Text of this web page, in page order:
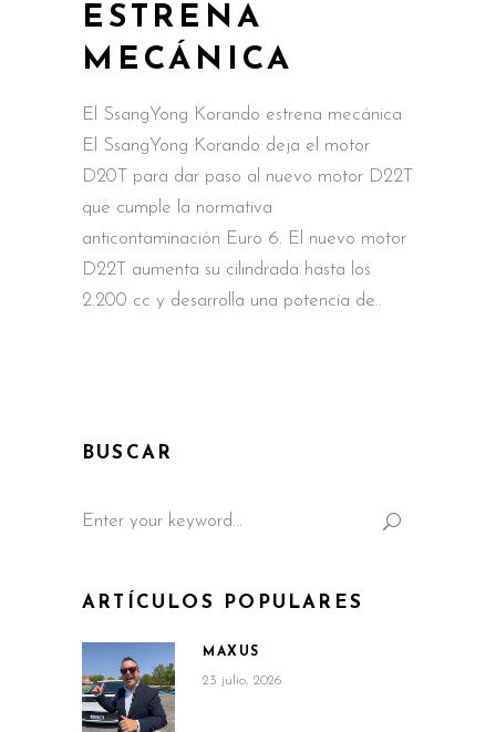
ESTRENA
MECÁNICA
El SsangYong Korando estrena mecánica
El SsangYong Korando deja el motor
D20T para dar paso al nuevo motor D22T
que cumple la normativa
anticontaminación Euro 6. El nuevo motor
D22T aumenta su cilindrada hasta los
2.200 cc y desarrolla una potencia de
BUSCAR
for:
ARTÍCULOS POPULARES
MAXUS
23 julio, 2026